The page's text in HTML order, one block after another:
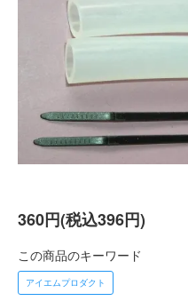
360円(税込396円)
この商品のキーワード
アイエムプロダクト